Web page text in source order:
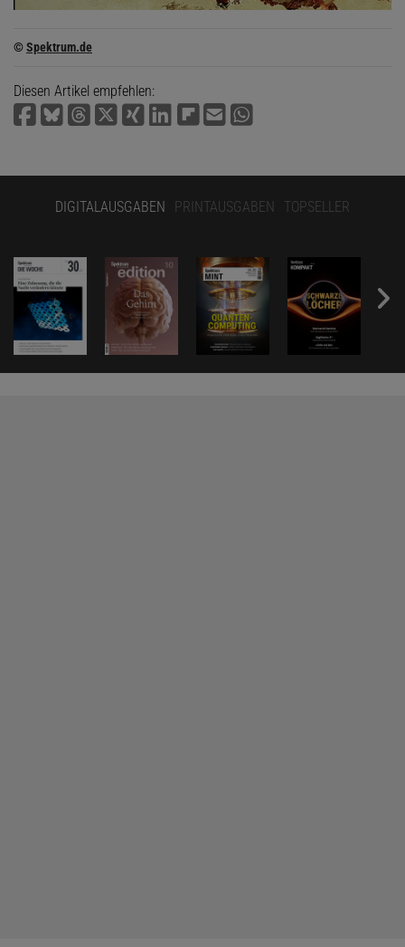
©Spektrum.de
Diesen Artikel empfehlen:
DIGITALAUSGABEN PRINTAUSGABEN TOPSELLER